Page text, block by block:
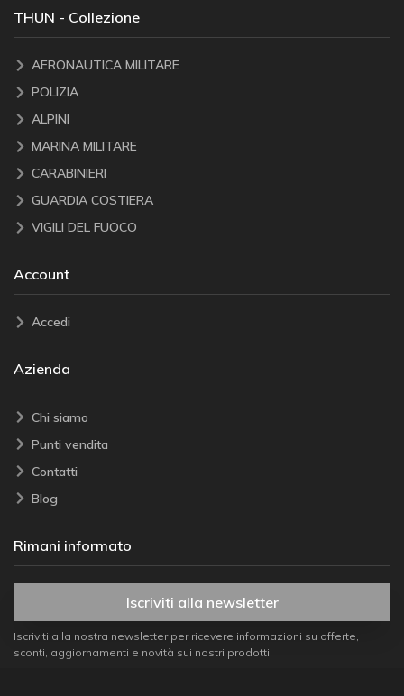
THUN - Collezione
AERONAUTICA MILITARE
POLIZIA
ALPINI
MARINA MILITARE
CARABINIERI
GUARDIA COSTIERA
VIGILI DEL FUOCO
Account
Accedi
Azienda
Chi siamo
Punti vendita
Contatti
Blog
Rimani informato
Iscriviti alla newsletter
Iscriviti alla nostra newsletter per ricevere informazioni su offerte,
sconti, aggiornamenti e novità sui nostri prodotti.